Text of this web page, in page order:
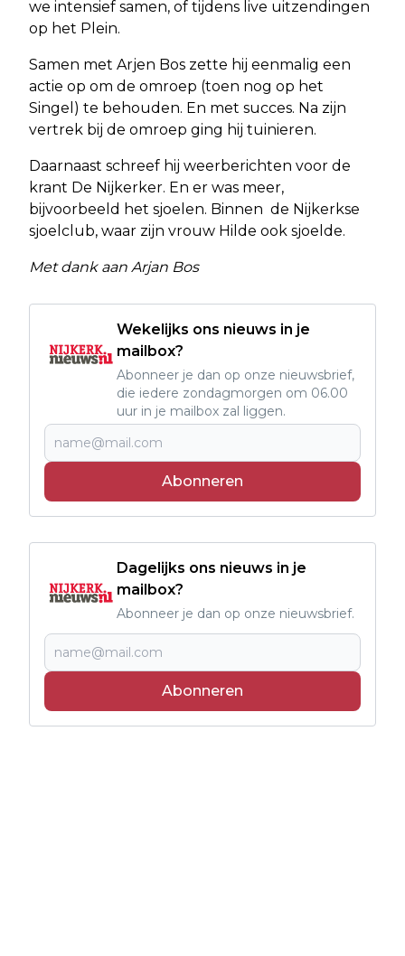
we intensief samen, of tijdens live uitzendingen
op het Plein.
Samen met Arjen Bos zette hij eenmalig een
actie op om de omroep (toen nog op het
Singel) te behouden. En met succes. Na zijn
vertrek bij de omroep ging hij tuinieren.
Daarnaast schreef hij weerberichten voor de
krant De Nijkerker. En er was meer,
bijvoorbeeld het sjoelen. Binnen de Nijkerkse
sjoelclub, waar zijn vrouw Hilde ook sjoelde.
Met dank aan Arjan Bos
Wekelijks ons nieuws in je
mailbox?
Abonneer je dan op onze nieuwsbrief,
die iedere zondagmorgen om 06.00
uur in je mailbox zal liggen.
Abonneren
Dagelijks ons nieuws in je
mailbox?
Abonneer je dan op onze nieuwsbrief.
Abonneren